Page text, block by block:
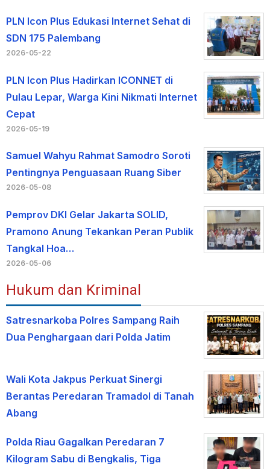
PLN Icon Plus Edukasi Internet Sehat di
SDN 175 Palembang
2026-05-22
PLN Icon Plus Hadirkan ICONNET di
Pulau Lepar, Warga Kini Nikmati Internet
Cepat
2026-05-19
Samuel Wahyu Rahmat Samodro Soroti
Pentingnya Penguasaan Ruang Siber
2026-05-08
Pemprov DKI Gelar Jakarta SOLID,
Pramono Anung Tekankan Peran Publik
Tangkal Hoa…
2026-05-06
Hukum dan Kriminal
Satresnarkoba Polres Sampang Raih
Dua Penghargaan dari Polda Jatim
Wali Kota Jakpus Perkuat Sinergi
Berantas Peredaran Tramadol di Tanah
Abang
Polda Riau Gagalkan Peredaran 7
Kilogram Sabu di Bengkalis, Tiga